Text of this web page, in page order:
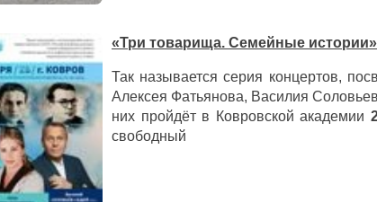
«Три товарища. Семейные истории»
Так называется серия концертов,
Алексея Фатьянова, Василия
них пройдёт в Ковровской академии
свободный